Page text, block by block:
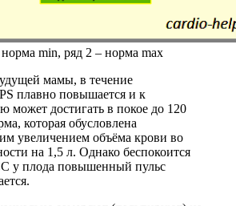
min, ряд 2 – норма max
мамы, в течение
плавно повышается и к
может достигать в покое до 120
которая обусловлена
увеличением объёма крови во
на 1,5 л. Однако беспокоится
у плода повышенный пульс